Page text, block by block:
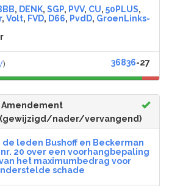
, DENK, SGP, PVV, CU, 50PLUS,
, Volt, FVD, D66, PvdD, GroenLinks-
) 36836-27
Amendement
(gewijzigd/nader/vervangend)
leden Bushoff en Beckerman
20 over een voorhangbepaling
het maximumbedrag voor
schade